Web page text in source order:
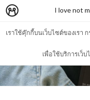
เราใช้คุ๊กกี้บนเว็บไซต์ของเรา
เพื่อใช้บริการเว็บ